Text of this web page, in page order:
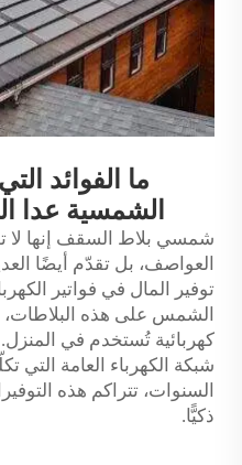
ما الفوائد
الشمسية عدا
شمسي بلاط السقف إنها
العواصف، بل تقدّم أيضًا
توفير المال في فواتير
الشمس على هذه البلاطات،
كهربائية تُستخدم في
شبكة الكهرباء العامة التي
السنوات، تتراكم هذه
ذكيًّا.